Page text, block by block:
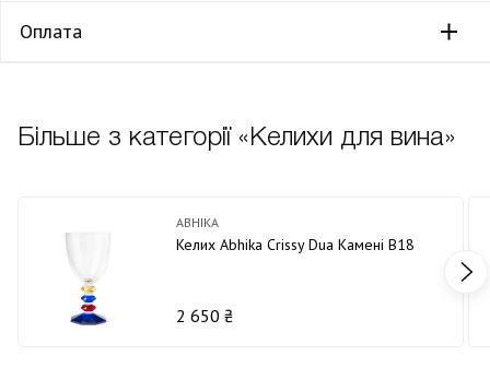
Оплата
Більше з категорії «Келихи для вина»
ABHIKA
Келих Abhika Crissy Dua Камені В18
2 650 ₴